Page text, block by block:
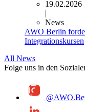
19.02.2026
|
News
AWO Berlin
Integrationskursen
All News
Folge uns in den